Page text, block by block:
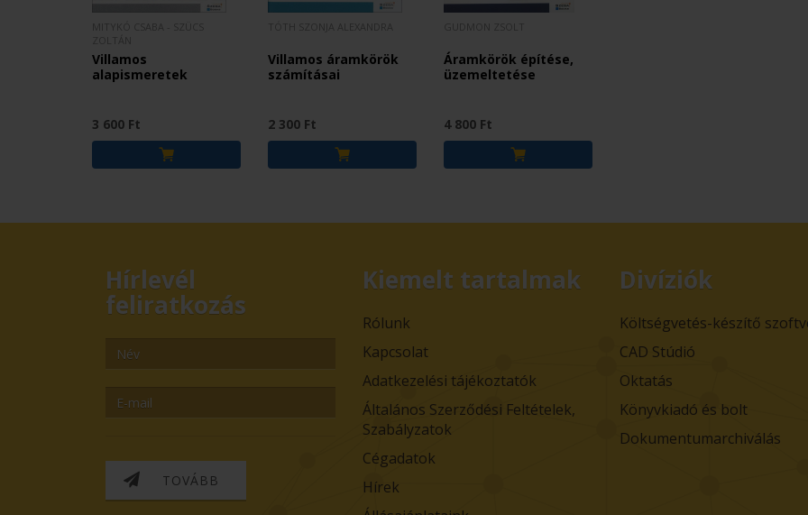
Villamos
alapismeretek
3 600 Ft
Villamos áramkörök
számításai
2 300 Ft
Áramkörök építése,
üzemeltetése
4 800 Ft
Hírlevél
feliratkozás
TOVÁBB
Kiemelt tartalmak
Rólunk
Kapcsolat
Adatkezelési tájékoztatók
Általános Szerződési Feltételek,
Szabályzatok
Cégadatok
Hírek
Divíziók
Költségvetés-készítő
CAD Stúdió
Oktatás
Könyvkiadó és bolt
Dokumentumarchiválás